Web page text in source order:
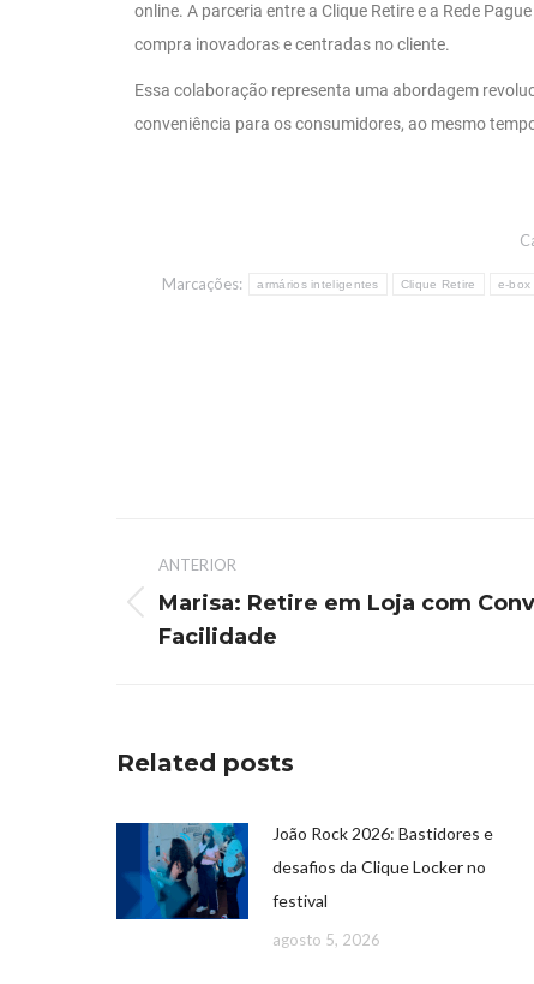
online. A parceria entre a Clique Retire e a Rede
compra inovadoras e centradas no cliente.
Essa colaboração representa uma abordagem
conveniência para os consumidores, ao mesmo
Marcações: armários inteligentes Clique Retire e-box
ANTERIOR
Marisa: Retire em Loja com
Facilidade
Related posts
João Rock 2026: Bastidores e
desafios da Clique Locker no
festival
agosto 5, 2026